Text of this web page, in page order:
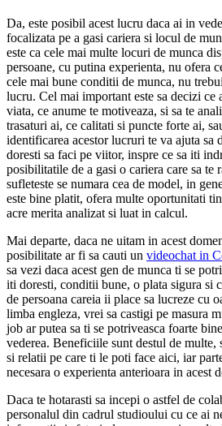
Da, este posibil acest lucru daca ai in
focalizata pe a gasi cariera si locul de
este ca cele mai multe locuri de munca
persoane, cu putina experienta, nu ofera
cele mai bune conditii de munca, nu
lucru. Cel mai important este sa decizi ce
viata, ce anume te motiveaza, si sa te
trasaturi ai, ce calitati si puncte forte ai,
identificarea acestor lucruri te va ajuta sa
doresti sa faci pe viitor, inspre ce sa iti
posibilitatile de a gasi o cariera care sa te
sufleteste se numara cea de model, in
este bine platit, ofera multe oportunitati
acre merita analizat si luat in calcul.
Mai departe, daca ne uitam in acest
posibilitate ar fi sa cauti un videochat in
sa vezi daca acest gen de munca ti se
iti doresti, conditii bune, o plata sigura si
de persoana careia ii place sa lucreze cu
limba engleza, vrei sa castigi pe masura
job ar putea sa ti se potriveasca foarte
vederea. Beneficiile sunt destul de multe,
si relatii pe care ti le poti face aici, iar
necesara o experienta anterioara in acest
Daca te hotarasti sa incepi o astfel de
personalul din cadrul studioului cu ce ai